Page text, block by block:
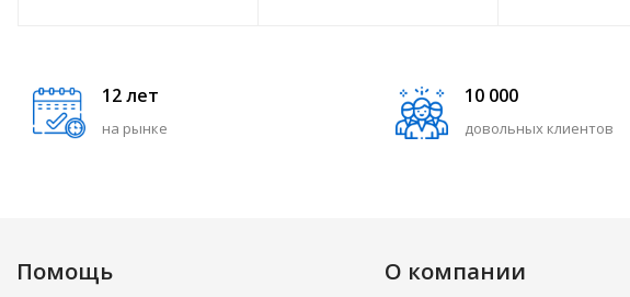
12 лет
на рынке
10 000
довольных клиентов
Помощь О компании